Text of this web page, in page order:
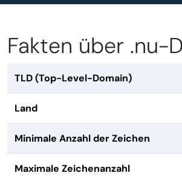
Fakten über .nu-
TLD (Top-Level-Domain)
Land
Minimale Anzahl der Zeichen
Maximale Zeichenanzahl